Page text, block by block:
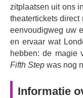
Geproduceerd
National Theatre
première in
voorstelling,
uitgezonden naar
beperkte
voorstelling zal nu
zitplaatsen uit ons
theatertickets
eenvoudigweg uw
en ervaar wat
hebben: de magie
Fifth Step was nog
Informatie